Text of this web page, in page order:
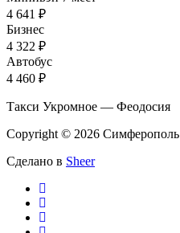
4 641 ₽
Бизнес
4 322 ₽
Автобус
4 460 ₽
Такси Укромное — Феодосия
Copyright © 2026 Симферополь
Сделано в Sheer